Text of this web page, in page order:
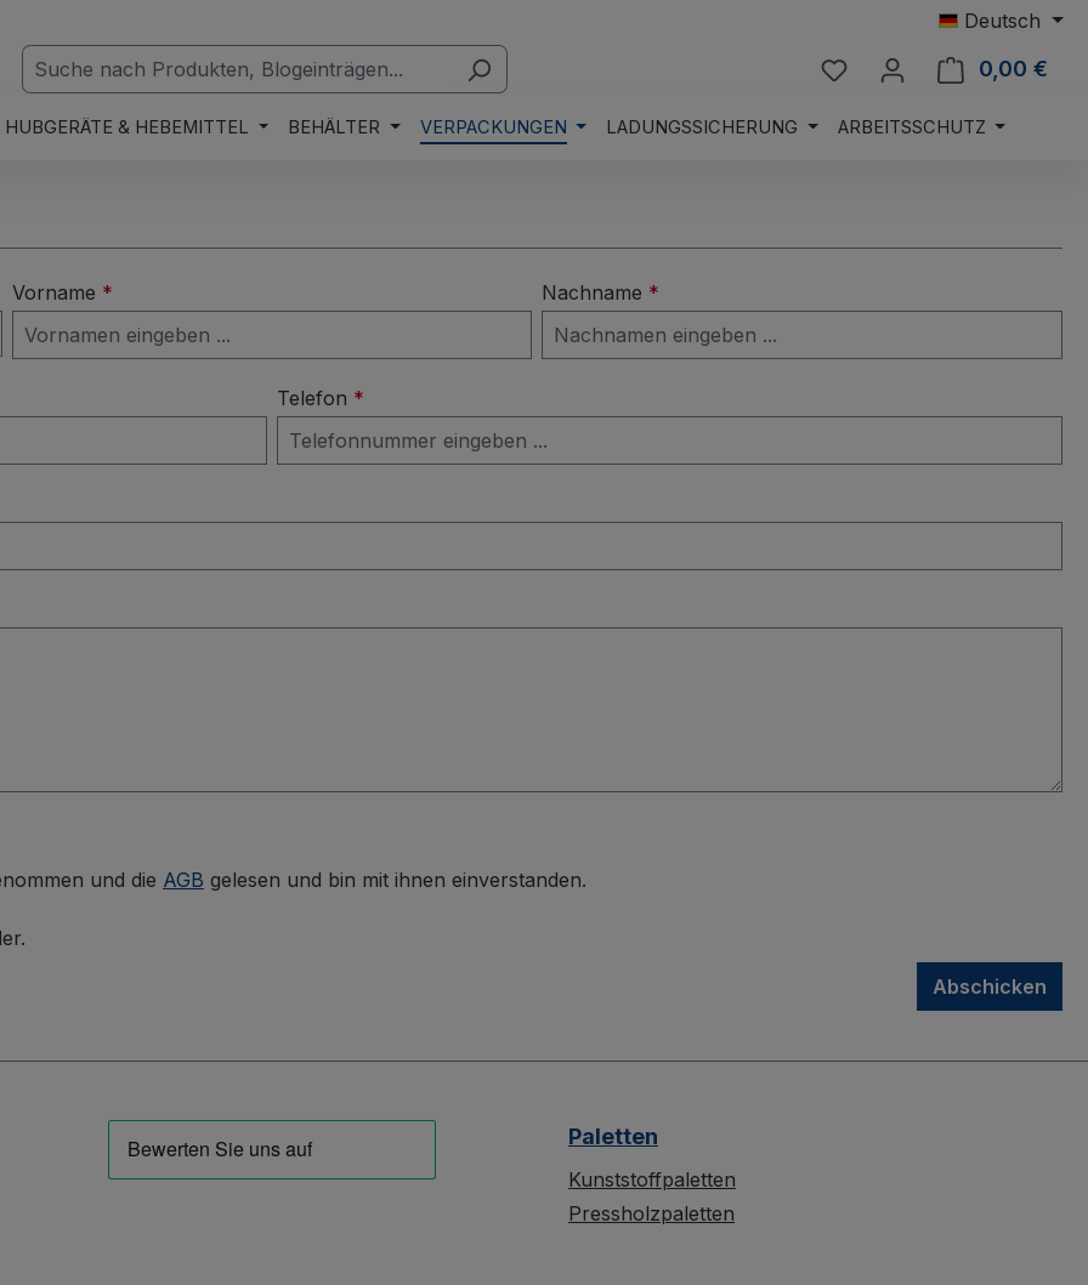
Deutsch
Du hast 0 Produkte auf
0,00 €
HUBGERÄTE & HEBEMITTEL BEHÄLTER VERPACKUNGEN LADUNGSSICHERUNG ARBEITSSCHUTZ
Vorname * Nachname *
Telefon *
und die AGB gelesen und bin mit ihnen einverstanden.
Abschicken
Paletten
Kunststoffpaletten
Pressholzpaletten